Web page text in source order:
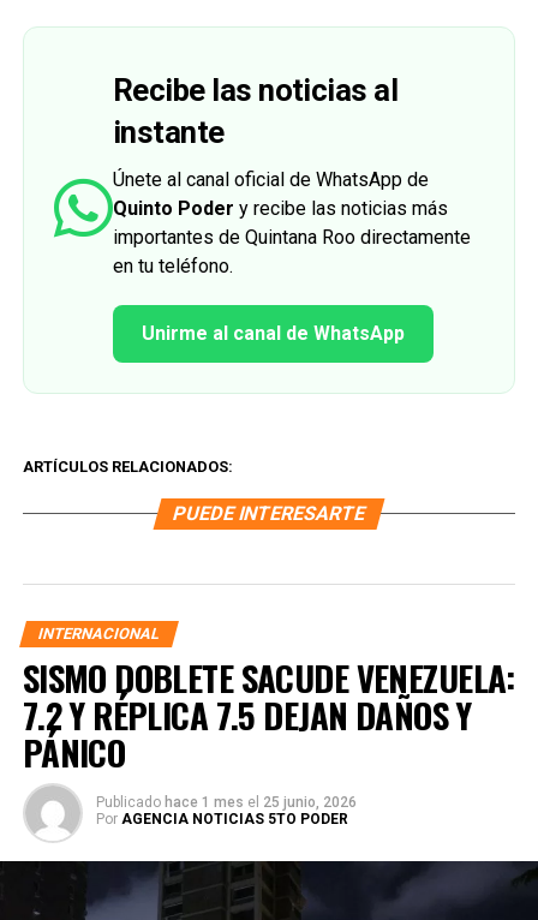
Recibe las noticias al
instante
Únete al canal oficial de WhatsApp de
Quinto Poder y recibe las noticias más
importantes de Quintana Roo directamente
en tu teléfono.
Unirme al canal de WhatsApp
ARTÍCULOS RELACIONADOS:
PUEDE INTERESARTE
INTERNACIONAL
SISMO DOBLETE SACUDE VENEZUELA:
7.2 Y RÉPLICA 7.5 DEJAN DAÑOS Y
PÁNICO
Publicado hace 1 mes el 25 junio, 2026
Por AGENCIA NOTICIAS 5TO PODER